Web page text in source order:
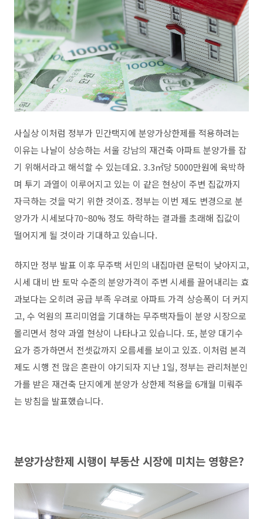
사실상 이처럼 정부가 민간택지에 분양가상한제를 적용하려는
이유는 나날이 상승하는 서울 강남의 재건축 아파트 분양가를 잡
기 위해서라고 해석할 수 있는데요. 3.3㎡당 5000만원에 육박하
며 투기 과열이 이루어지고 있는 이 같은 현상이 주변 집값까지
자극하는 것을 막기 위한 것이죠. 정부는 이번 제도 변경으로 분
양가가 시세보다70~80% 정도 하락하는 결과를 초래해 집값이
떨어지게 될 것이라 기대하고 있습니다.
하지만 정부 발표 이후 무주택 서민의 내집마련 문턱이 낮아지고,
시세 대비 반 토막 수준의 분양가격이 주변 시세를 끌어내리는 효
과보다는 오히려 공급 부족 우려로 아파트 가격 상승폭이 더 커지
고, 수 억원의 프리미엄을 기대하는 무주택자들이 분양 시장으로
몰리면서 청약 과열 현상이 나타나고 있습니다. 또, 분양 대기수
요가 증가하면서 전셋값까지 오름세를 보이고 있죠. 이처럼 본격
제도 시행 전 많은 혼란이 야기되자 지난 1일, 정부는 관리처분인
가를 받은 재건축 단지에게 분양가 상한제 적용을 6개월 미뤄주
는 방침을 발표했습니다.
분양가상한제 시행이 부동산 시장에 미치는 영향은?